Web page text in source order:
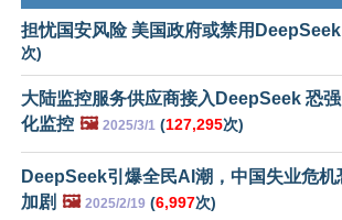
担忧国安风险 美国政府或禁用DeepSeek
次)
大陆监控服务供应商接入DeepSeek 恐强
化监控 🖼️ 2025/3/1 (127,295次)
DeepSeek引爆全民AI潮，中国失业危机
加剧 🖼️ 2025/2/19 (6,997次)